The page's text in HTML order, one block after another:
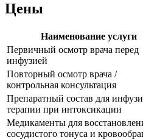
Цены
Наименование услуги
Первичный осмотр врача перед
инфузией
Повторный осмотр врача /
контрольная консультация
Препаратный состав для
терапии при интоксикации
Медикаменты для
сосудистого тонуса и